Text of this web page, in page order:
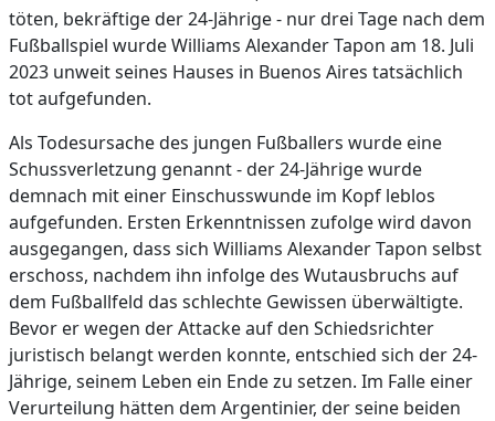
töten, bekräftige der 24-Jährige - nur drei Tage nach dem
Fußballspiel wurde Williams Alexander Tapon am 18. Juli
2023 unweit seines Hauses in Buenos Aires tatsächlich
tot aufgefunden.
Als Todesursache des jungen Fußballers wurde eine
Schussverletzung genannt - der 24-Jährige wurde
demnach mit einer Einschusswunde im Kopf leblos
aufgefunden. Ersten Erkenntnissen zufolge wird davon
ausgegangen, dass sich Williams Alexander Tapon selbst
erschoss, nachdem ihn infolge des Wutausbruchs auf
dem Fußballfeld das schlechte Gewissen überwältigte.
Bevor er wegen der Attacke auf den Schiedsrichter
juristisch belangt werden konnte, entschied sich der 24-
Jährige, seinem Leben ein Ende zu setzen. Im Falle einer
Verurteilung hätten dem Argentinier, der seine beiden